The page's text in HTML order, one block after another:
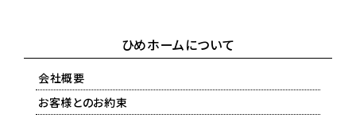
ひめホームについて
会社概要
お客様とのお約束